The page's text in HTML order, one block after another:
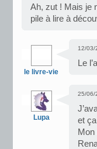
Ah, zut ! Mais je
pile à lire à
le livre-vie
12/03/
Le
Lupa
25/06/
et
Mon